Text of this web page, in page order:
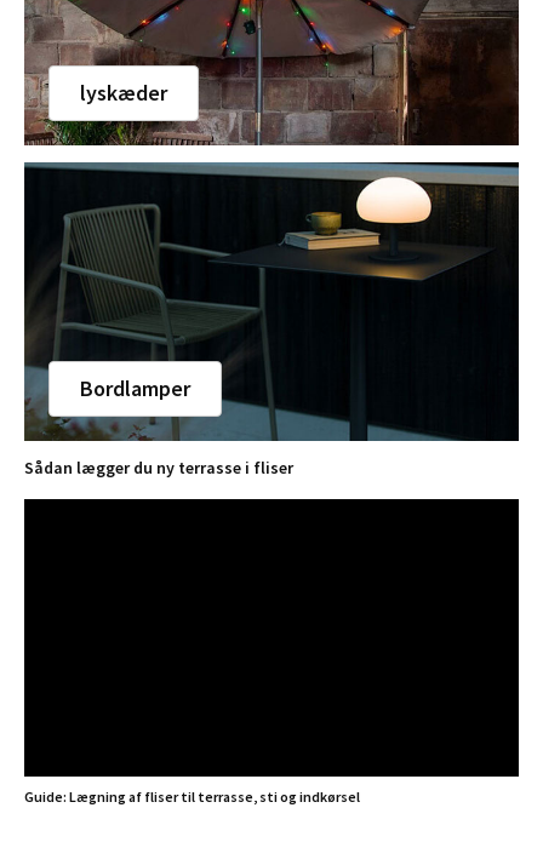
lyskæder
Bordlamper
Sådan lægger du ny terrasse i fliser
Guide: Lægning af fliser til terrasse, sti og indkørsel